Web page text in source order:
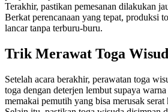
Terakhir, pastikan pemesanan dilakukan
Berkat perencanaan yang tepat, produksi
lancar tanpa terburu-buru.
Trik Merawat Toga
Setelah acara berakhir, perawatan toga
toga dengan deterjen lembut supaya
memakai pemutih yang bisa merusak serat